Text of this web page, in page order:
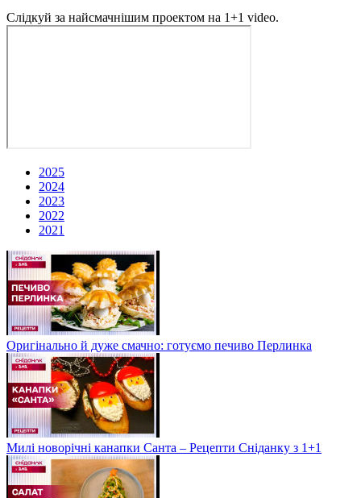
Слідкуй за найсмачнішим проектом на 1+1 video.
2025
2024
2023
2022
2021
Оригінально й дуже смачно: готуємо печиво Перлинка
Милі новорічні канапки Санта – Рецепти Сніданку з 1+1